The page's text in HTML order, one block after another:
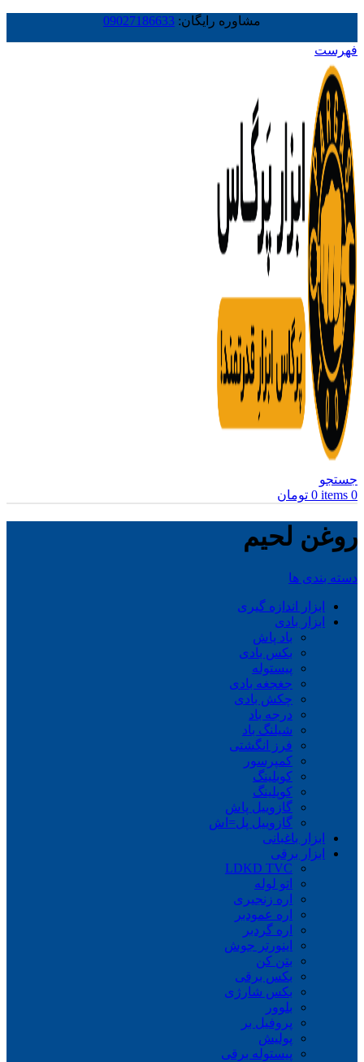
مشاوره رایگان: 09027186633
فهرست
جستجو
0
items
0 تومان
روغن لحیم
دسته بندی ها
ابزار اندازه گیری
ابزار بادی
باد پاش
بکس بادی
پیستوله
جغجغه بادی
چکش بادی
درجه باد
شیلنگ باد
فرز انگشتی
کمپرسور
کوبلینگ
کوپلینگ
گازوییل پاش
گازوییل پل=اش
ابزار باغبانی
ابزار برقی
LDKD TVC
اتو لوله
اره زنجیری
اره عمودبر
اره گردبر
اینورتر جوش
بتن کن
بکس برقی
بکس شارژی
بلوور
پروفیل بر
پولیش
پیستوله برقی